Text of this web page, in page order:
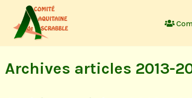
Aller
au
Archives articles 2013-